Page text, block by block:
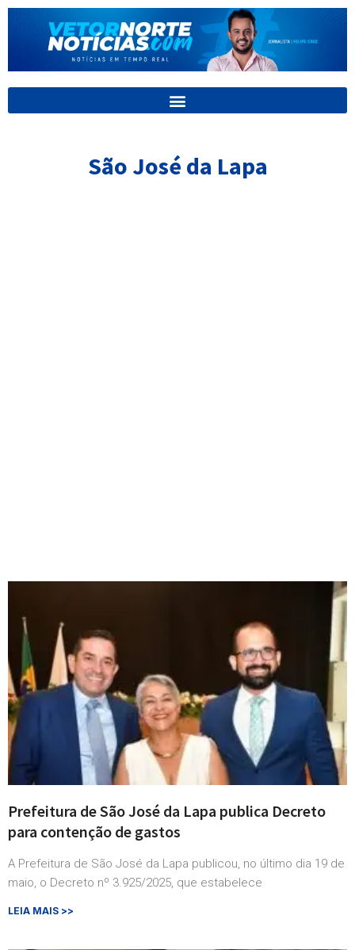
para
conteúdo
São José da Lapa
Prefeitura de São José da Lapa publica Decreto
para contenção de gastos
A Prefeitura de São José da Lapa publicou, no último dia 19 de
maio, o Decreto nº 3.925/2025, que estabelece
LEIA MAIS >>